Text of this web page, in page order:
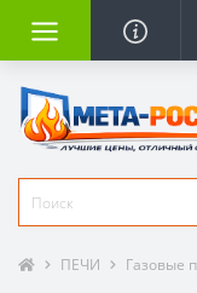
ПЕЧИ Газовые